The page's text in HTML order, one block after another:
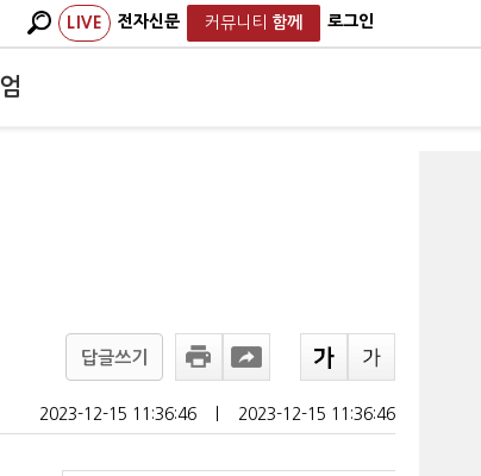
LIVE 전자신문 커뮤니티 함께 로그인
답글쓰기
2023-12-15 11:36:46 2023-12-15 11:36:46